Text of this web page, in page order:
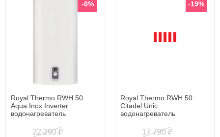
-0%
Royal Thermo RWH 50
Aqua Inox Inverter
водонагреватель
22 290 ₽
-19%
Royal Thermo RWH 50
Citadel Unic
водонагреватель
17 790 ₽